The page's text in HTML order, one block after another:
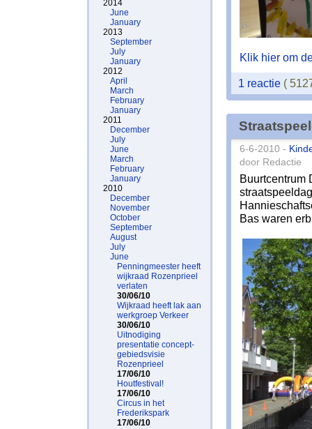
2014
June
January
2013
September
July
January
2012
April
March
February
January
2011
December
July
June
March
February
January
2010
December
November
October
September
August
July
June
Penningmeester heeft
wijkraad Rozenprieel
verlaten
30/06/10
Wijkraad heeft lak aan
werkgroep Verkeer
30/06/10
Uitnodiging
presentatie concept-
gebiedsvisie
Rozenprieel
17/06/10
Houtfestival!
17/06/10
Circus in het
Frederikspark
17/06/10
Klik hier om
1 reactie (
6-6-2010 -
door Redactie
Buurtcentrum
Bas waren